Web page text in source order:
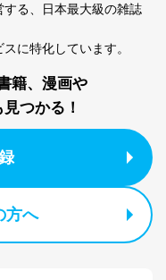
について利用目的
なくこれに応じま
該当する場合は、
ません。そのとき
るとともに、理由を
の他の権利利益を
することによって
するおそれがある
場合であって、利
ことによって当該
る、
日本最大級の雑誌
に特化しています。
籍、漫画や
つかる！
方へ